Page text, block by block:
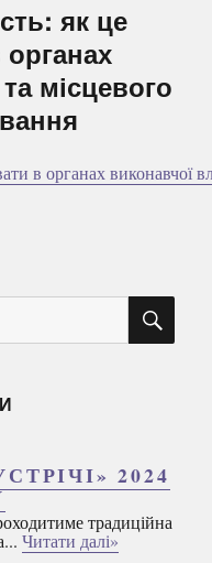
як це
органах
місцевого
в органах виконавчої
2024
традиційна
Читати далі»